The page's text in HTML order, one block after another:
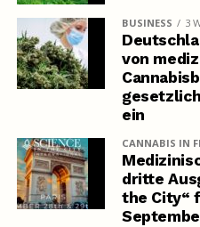
BUSINESS 3
von
ein
CANNABIS IN
dritte
the City“